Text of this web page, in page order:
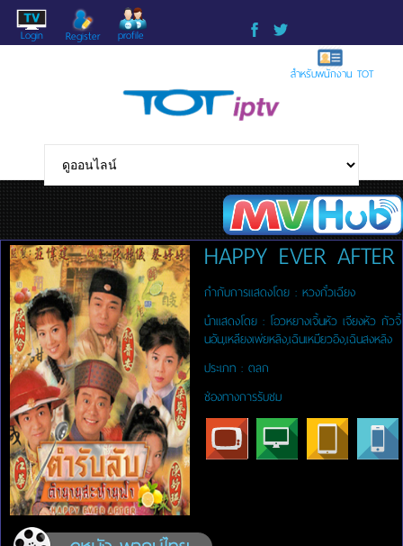
Login Register profile
สำหรับพนักงาน TOT
HAPPY EVER AFTER
กำกับการแสดงโดย : หวงกั๋วเฉียง
นำแสดงโดย : โอวหยางเจิ้นหัว เจียงหัว กัวจิ้
นอัน,เหลียงเพ่ยหลิง,เฉินเหมียวอิง,เฉินสงหลิง
ประเภท : ตลก
ช่องทางการรับชม